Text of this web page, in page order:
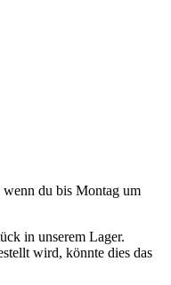
wenn du bis Montag um
in unserem Lager.
wird, könnte dies das